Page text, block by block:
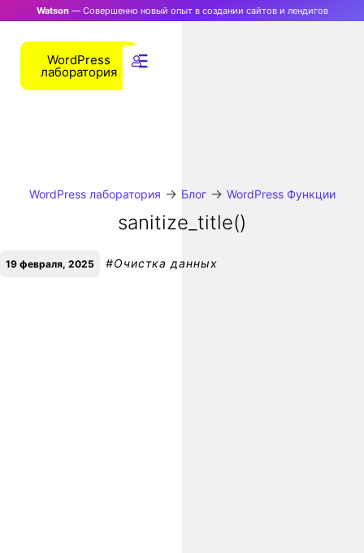
Watson— Совершенно новый опыт в создании сайтов и лендигов
WordPress
лаборатория
WordPress лаборатория → Блог→ WordPress Функции
sanitize_title()
19 февраля, 2025 #Очистка данных